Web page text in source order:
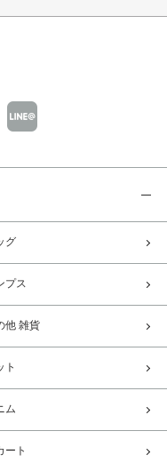
グ
プス
他 雑貨
ト
ム
ート